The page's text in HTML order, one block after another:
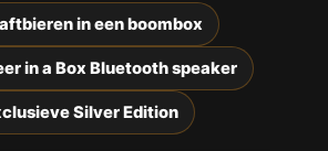
in een boombox
in a Box Bluetooth speaker
Silver Edition